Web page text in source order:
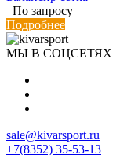
По запросу
Подробнее
МЫ В СОЦСЕТЯХ
sale@kivarsport.ru
+7(8352) 35-53-13